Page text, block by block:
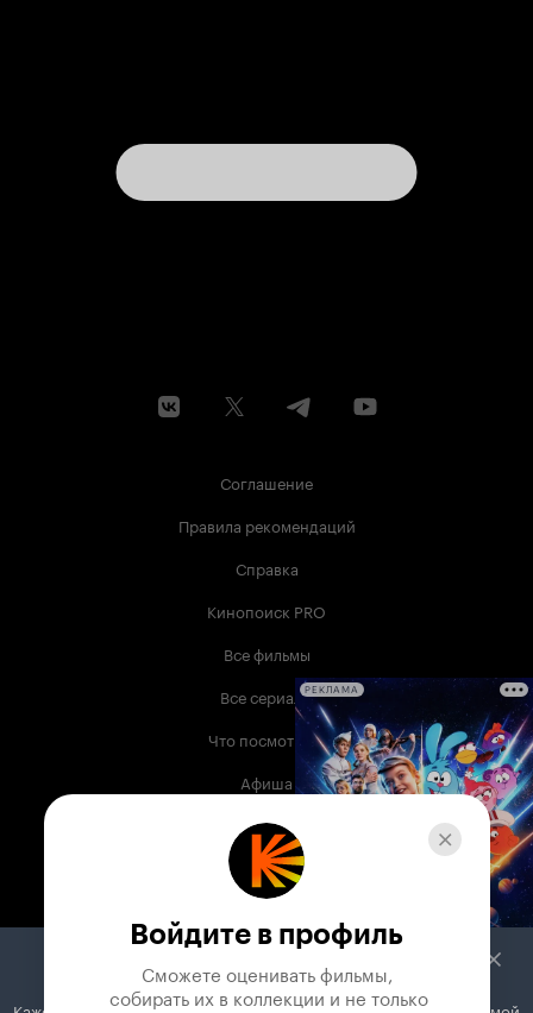
Соглашение
Правила рекомендаций
Справка
Кинопоиск PRO
Все фильмы
Все сериалы
Что посмотреть
Афиша
Музыка
Телепрограмма
Служба поддержки
РЕКЛАМА
Войдите в профиль
Сможете оценивать фильмы,
собирать их в коллекции и не только